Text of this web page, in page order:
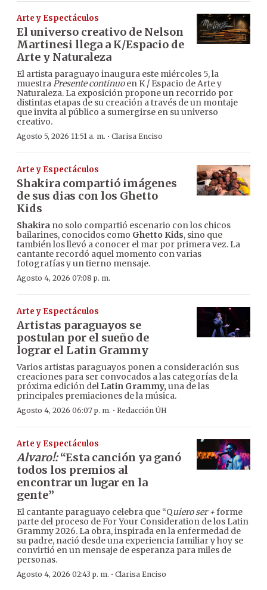
Arte y Espectáculos
El universo creativo de Nelson
Martinesi llega a K/Espacio de
Arte y Naturaleza
El artista paraguayo inaugura este miércoles 5, la
muestraPresente continuoen K / Espacio de Arte y
Naturaleza. La exposición propone un recorrido por
distintas etapas de su creación a través de un montaje
que invita al público a sumergirse en su universo
creativo.
Agosto 5, 2026 11:51 a. m. · Clarisa Enciso
Arte y Espectáculos
Shakira compartió imágenes
de sus dias con los Ghetto
Kids
Shakira no solo compartió escenario con los chicos
bailarines, conocidos como Ghetto Kids, sino que
también los llevó a conocer el mar por primera vez. La
cantante recordó aquel momento con varias
fotografías y un tierno mensaje.
Agosto 4, 2026 07:08 p. m.
Arte y Espectáculos
Artistas paraguayos se
postulan por el sueño de
lograr el Latin Grammy
Varios artistas paraguayos ponen a consideración sus
creaciones para ser convocados a las categorías de la
próxima edición del Latin Grammy, una de las
principales premiaciones de la música.
Agosto 4, 2026 06:07 p. m. · Redacción ÚH
Arte y Espectáculos
Alvaro!:“Esta canción ya ganó
todos los premios al
encontrar un lugar en la
gente”
El cantante paraguayo celebra que “Quiero ser +forme
parte del proceso de For Your Consideration de los Latin
Grammy 2026. La obra, inspirada en la enfermedad de
su padre, nació desde una experiencia familiar y hoy se
convirtió en un mensaje de esperanza para miles de
personas.
Agosto 4, 2026 02:43 p. m. · Clarisa Enciso